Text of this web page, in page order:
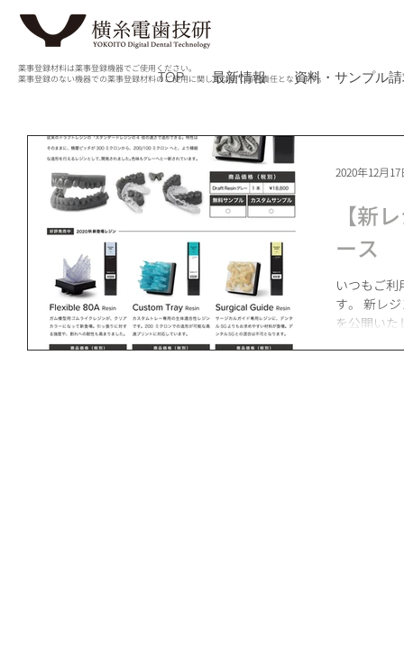
薬事登録材料は薬事登録機器でご使用ください。
薬事登録のない機器での薬事登録材料のご使用に関しては全て自己責任となります。
TOP 最新情報 資料・サンプル
【新
ース
いつもご
す。 新レ
を公開いた
2020年12月17